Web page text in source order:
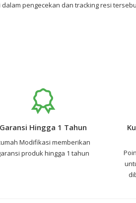
pengecekan dan tracking resi
Garansi Hingga 1 Tahun
Modifikasi memberikan
produk hingga 1 tahun